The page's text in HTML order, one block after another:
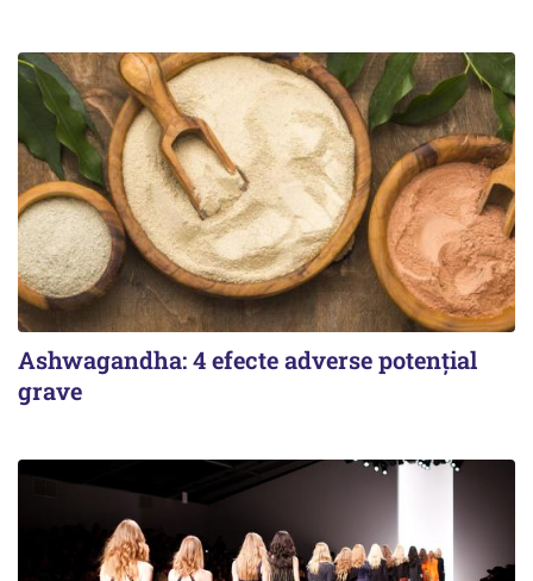
Ashwagandha: 4 efecte adverse potențial
grave